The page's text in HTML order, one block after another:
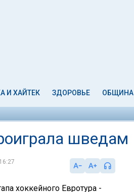
И ХАЙТЕК ЗДОРОВЬЕ ОБЩИНА
шведам
хоккейного Евротура -